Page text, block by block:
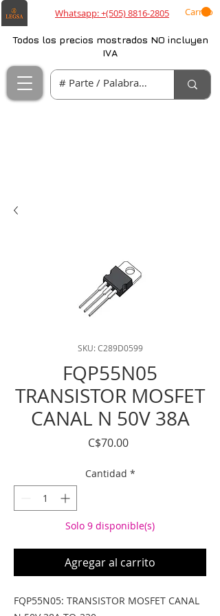
Whatsapp: +(505) 8816-2805 Carrito
Todos los precios mostrados NO incluyen
IVA
SKU: C289D0599
FQP55N05
TRANSISTOR MOSFET
CANAL N 50V 38A
C$70.00Precio
Cantidad *
Solo 9 disponible(s)
Agregar al carrito
FQP55N05: TRANSISTOR MOSFET CANAL